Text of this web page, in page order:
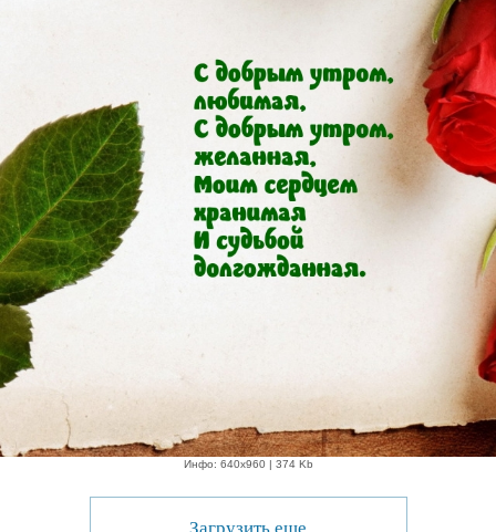
Инфо: 640х960 | 374 Kb
Загрузить еще